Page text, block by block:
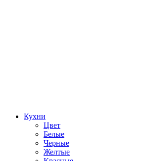
Кухни
Цвет
Белые
Черные
Желтые